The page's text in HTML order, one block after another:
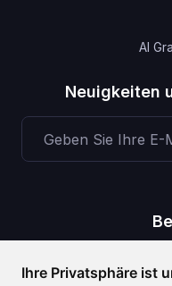
Ihre Privatsphäre ist
AI
Neuigkeiten